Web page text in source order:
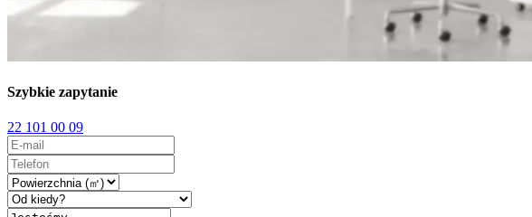
Szybkie zapytanie
22 101 00 09